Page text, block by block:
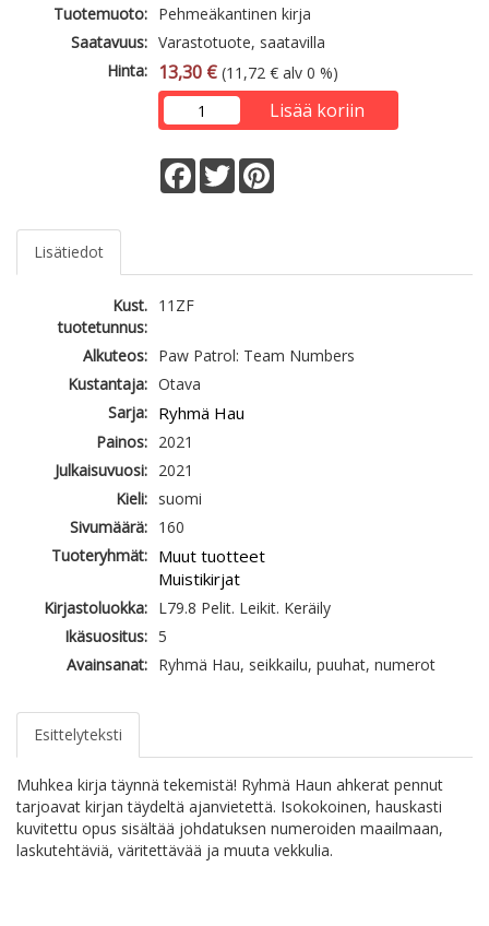
Tuotemuoto: Pehmeäkantinen kirja
Saatavuus: Varastotuote, saatavilla
Hinta:
13,30 € (11,72 € alv 0 %)
Lisää koriin
Facebook
Twitter
Lisätiedot
Kust.
tuotetunnus:
11ZF
Alkuteos: Paw Patrol: Team Numbers
Kustantaja: Otava
Sarja: Ryhmä Hau
Painos: 2021
Julkaisuvuosi: 2021
Kieli: suomi
Sivumäärä: 160
Tuoteryhmät: Muut tuotteet
Muistikirjat
Kirjastoluokka: L79.8 Pelit. Leikit. Keräily
Ikäsuositus: 5
Avainsanat: Ryhmä Hau, seikkailu, puuhat, numerot
Esittelyteksti
Muhkea kirja täynnä tekemistä! Ryhmä Haun ahkerat pennut
tarjoavat kirjan täydeltä ajanvietettä. Isokokoinen, hauskasti
kuvitettu opus sisältää johdatuksen numeroiden maailmaan,
laskutehtäviä, väritettävää ja muuta vekkulia.